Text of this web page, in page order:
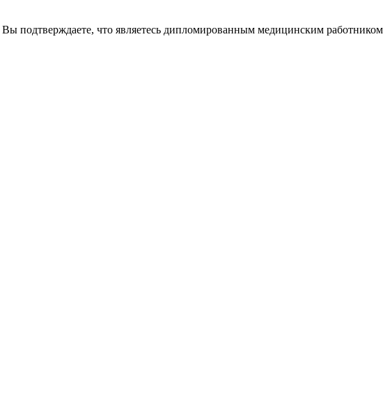
подтверждаете, что являетесь дипломированным медицинским работником